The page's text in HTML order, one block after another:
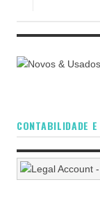
CONTABILIDADE